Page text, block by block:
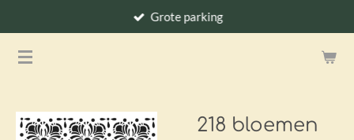
naar
Grote parking
218 bloemen